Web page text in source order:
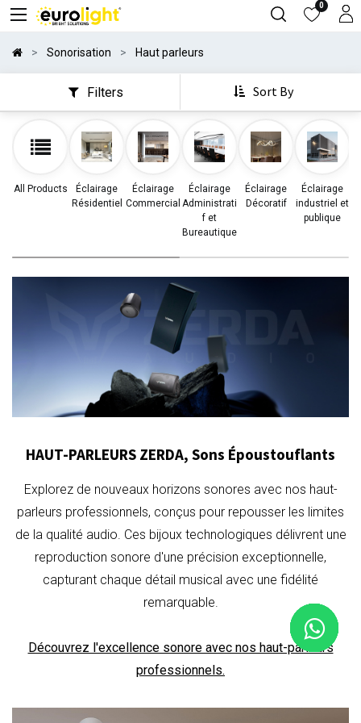
0
Sonorisation Haut parleurs
Filters Sort By
All Products
Éclairage
Résidentiel
Éclairage
Commercial
Éclairage
Administrati
f et
Bureautique
Éclairage
Décoratif
Éclairage
industriel et
publique
HAUT-PARLEURS ZERDA, Sons Époustouflants
Explorez de nouveaux horizons sonores avec nos haut-
parleurs professionnels, conçus pour repousser les limites
de la qualité audio. Ces bijoux technologiques délivrent une
reproduction sonore d'une précision exceptionnelle,
capturant chaque détail musical avec une fidélité
remarquable.
Découvrez l'excellence sonore avec nos haut-parleurs
professionnels.